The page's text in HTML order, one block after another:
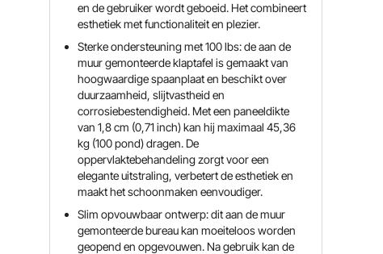
en de gebruiker wordt geboeid. Het combineert
esthetiek met functionaliteit en plezier.
Sterke ondersteuning met 100 lbs: de aan de
muur gemonteerde klaptafel is gemaakt van
hoogwaardige spaanplaat en beschikt over
duurzaamheid, slijtvastheid en
corrosiebestendigheid. Met een paneeldikte
van 1,8 cm (0,71 inch) kan hij maximaal 45,36
kg (100 pond) dragen. De
oppervlaktebehandeling zorgt voor een
elegante uitstraling, verbetert de esthetiek en
maakt het schoonmaken eenvoudiger.
Slim opvouwbaar ontwerp: dit aan de muur
gemonteerde bureau kan moeiteloos worden
geopend en opgevouwen. Na gebruik kan de